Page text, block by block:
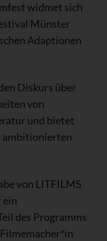
widmet sich
Münster
Adaptionen
Diskurs über
von
und bietet
ambitionierten
von LITFILMS
ein
des Programms